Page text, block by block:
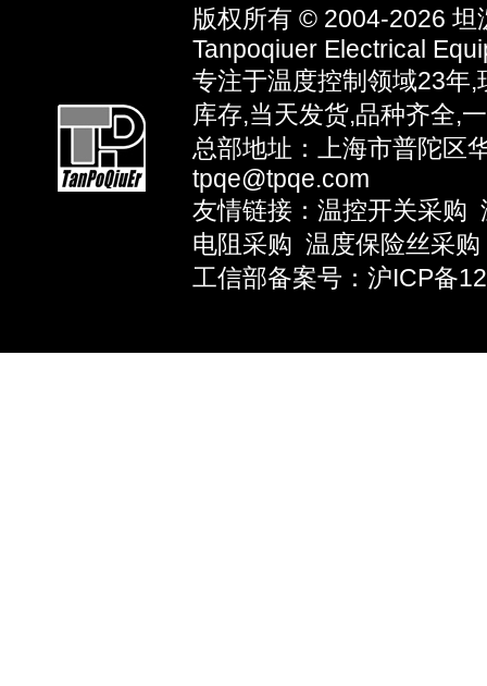
版权所有 © 2004-2026 坦
Tanpoqiuer Electrical
专注于温度控制领域23年
库存,当天发货,品种齐全,
总部地址：上海市普陀区
tpqe@tpqe.com
友情链接： 温控开关采购
电阻采购 温度保险丝采购
工信部备案号：沪ICP备